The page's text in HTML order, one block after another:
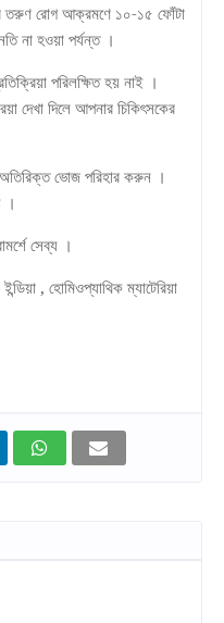
তরুণ রোগ আক্রমণে ১০-১৫ ফোঁটা
না হওয়া পর্যন্ত ।
পরিলক্ষিত হয় নাই ।
দেখা দিলে আপনার চিকিৎসকের
অতিরিক্ত ভোজ পরিহার করুন ।
।
সেব্য ।
, হোমিওপ্যাথিক ম্যাটেরিয়া